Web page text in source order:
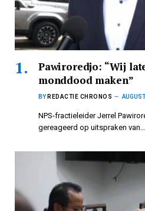
Pawiroredjo: “Wij
monddood maken”
BY REDACTIE CHRONOS
NPS-fractieleider Jerrel
gereageerd op uitspraken van…